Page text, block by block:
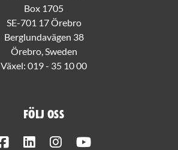
Box 1705
SE-701 17 Örebro
Berglundavägen 38
Örebro, Sweden
Växel: 019 - 35 10 00
Följ oss
FacebookLinkedInInstagram